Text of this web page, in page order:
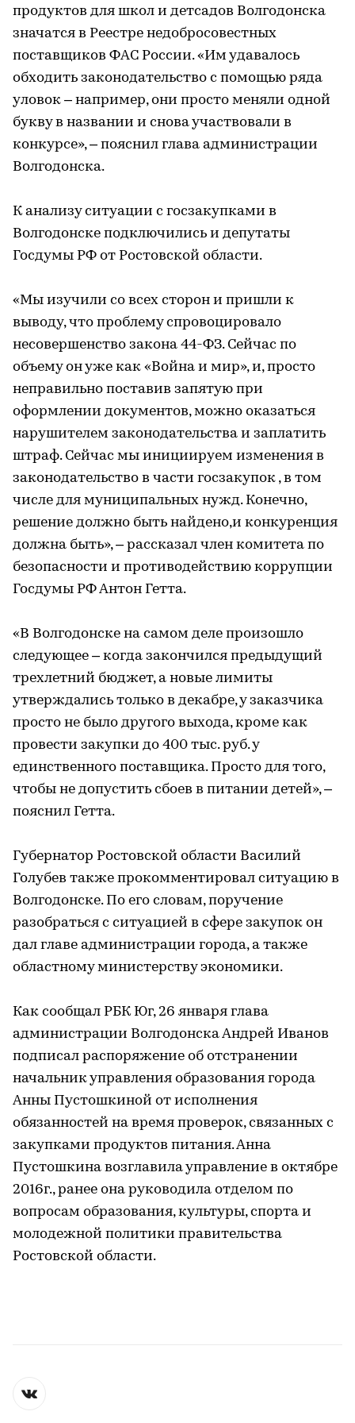
продуктов для школ и детсадов Волгодонска
значатся в Реестре недобросовестных
поставщиков ФАС России. «Им удавалось
обходить законодательство с помощью ряда
уловок – например, они просто меняли одной
букву в названии и снова участвовали в
конкурсе», – пояснил глава администрации
Волгодонска.
К анализу ситуации с госзакупками в
Волгодонске подключились и депутаты
Госдумы РФ от Ростовской области.
«Мы изучили со всех сторон и пришли к
выводу, что проблему спровоцировало
несовершенство закона 44-ФЗ. Сейчас по
объему он уже как «Война и мир», и, просто
неправильно поставив запятую при
оформлении документов, можно оказаться
нарушителем законодательства и заплатить
штраф. Сейчас мы инициируем изменения в
законодательство в части госзакупок , в том
числе для муниципальных нужд. Конечно,
решение должно быть найдено,и конкуренция
должна быть», – рассказал член комитета по
безопасности и противодействию коррупции
Госдумы РФ Антон Гетта.
«В Волгодонске на самом деле произошло
следующее – когда закончился предыдущий
трехлетний бюджет, а новые лимиты
утверждались только в декабре, у заказчика
просто не было другого выхода, кроме как
провести закупки до 400 тыс. руб. у
единственного поставщика. Просто для того,
чтобы не допустить сбоев в питании детей», –
пояснил Гетта.
Губернатор Ростовской области Василий
Голубев также прокомментировал ситуацию в
Волгодонске. По его словам, поручение
разобраться с ситуацией в сфере закупок он
дал главе администрации города, а также
областному министерству экономики.
Как сообщал РБК Юг, 26 января глава
администрации Волгодонска Андрей Иванов
подписал распоряжение об отстранении
начальник управления образования города
Анны Пустошкиной от исполнения
обязанностей на время проверок, связанных с
закупками продуктов питания. Анна
Пустошкина возглавила управление в октябре
2016г., ранее она руководила отделом по
вопросам образования, культуры, спорта и
молодежной политики правительства
Ростовской области.